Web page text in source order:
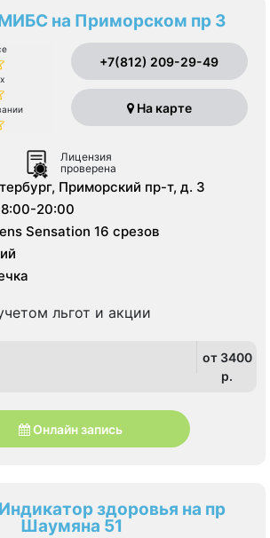
на Приморском пр 3
+7(812) 209-29-49
На карте
Лицензия
проверена
Приморский пр-т, д. 3
20:00
Sensation 16 срезов
льгот и акции
от 3400
p.
Онлайн запись
здоровья на пр
Шаумяна 51